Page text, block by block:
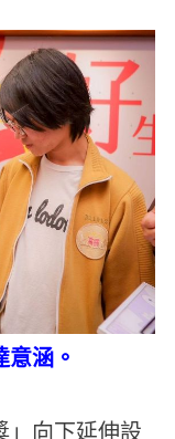
涵。
」向下延伸設